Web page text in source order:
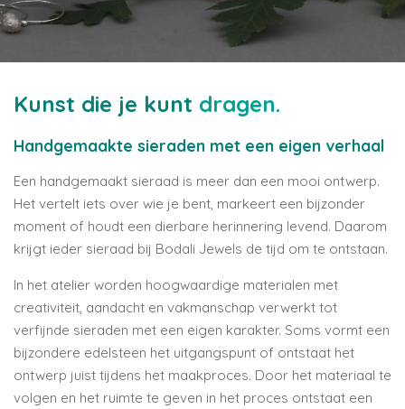
Kunst die je kunt dragen.
Handgemaakte sieraden met een eigen verhaal
Een handgemaakt sieraad is meer dan een mooi ontwerp.
Het vertelt iets over wie je bent, markeert een bijzonder
moment of houdt een dierbare herinnering levend. Daarom
krijgt ieder sieraad bij Bodali Jewels de tijd om te ontstaan.
In het atelier worden hoogwaardige materialen met
creativiteit, aandacht en vakmanschap verwerkt tot
verfijnde sieraden met een eigen karakter. Soms vormt een
bijzondere edelsteen het uitgangspunt of ontstaat het
ontwerp juist tijdens het maakproces. Door het materiaal te
volgen en het ruimte te geven in het proces ontstaat een